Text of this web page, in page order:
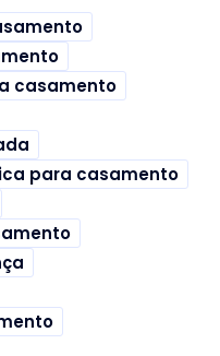
casamento
para casamento